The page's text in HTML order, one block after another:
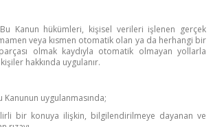
Kanun hükümleri, kişisel verileri işlenen gerçek
veya kısmen otomatik olan ya da herhangi bir
olmak kaydıyla otomatik olmayan yollarla
hakkında uygulanır.
Kanunun uygulanmasında;
bir konuya ilişkin, bilgilendirilmeye dayanan ve